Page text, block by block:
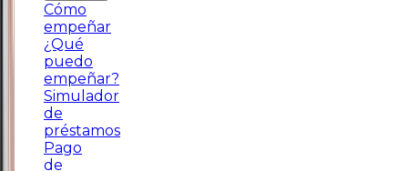
Cómo
empeñar
¿Qué
puedo
empeñar?
Simulador
de
préstamos
Pago
de